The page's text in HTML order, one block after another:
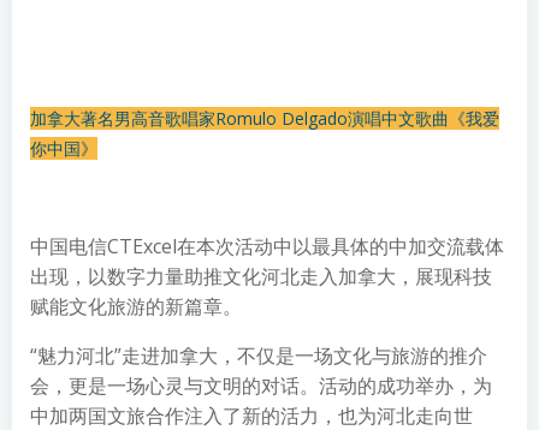
加拿大著名男高音歌唱家Romulo Delgado演唱中文歌曲《我爱
你中国》
中国电信CTExcel在本次活动中以最具体的中加交流载体
出现，以数字力量助推文化河北走入加拿大，展现科技
赋能文化旅游的新篇章。
“魅力河北”走进加拿大，不仅是一场文化与旅游的推介
会，更是一场心灵与文明的对话。活动的成功举办，为
中加两国文旅合作注入了新的活力，也为河北走向世